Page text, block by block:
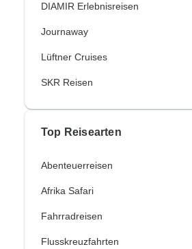
DIAMIR Erlebnisreisen
Journaway
Lüftner Cruises
SKR Reisen
Top Reisearten
Abenteuerreisen
Afrika Safari
Fahrradreisen
Flusskreuzfahrten